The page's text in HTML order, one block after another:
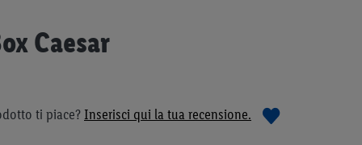
Caesar
ti piace?Inserisci qui la tua recensione.